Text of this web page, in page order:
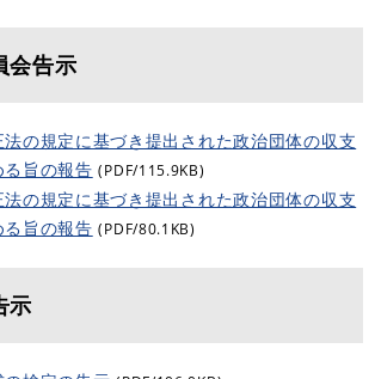
会告示
の規定に基づき提出された政治団体の収支
旨の報告 (PDF/115.9KB)
の規定に基づき提出された政治団体の収支
旨の報告 (PDF/80.1KB)
示